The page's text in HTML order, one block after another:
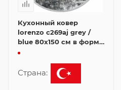
Кухонный ковер
lorenzo c269aj grey /
blue 80x150 см в форме
овала
Страна: